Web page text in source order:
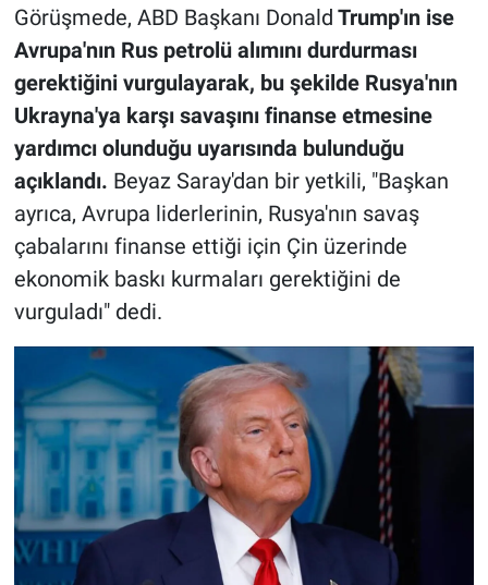
Görüşmede, ABD Başkanı Donald Trump'ın ise
Avrupa'nın Rus petrolü alımını durdurması
gerektiğini vurgulayarak, bu şekilde Rusya'nın
Ukrayna'ya karşı savaşını finanse etmesine
yardımcı olunduğu uyarısında bulunduğu
açıklandı. Beyaz Saray'dan bir yetkili, "Başkan
ayrıca, Avrupa liderlerinin, Rusya'nın savaş
çabalarını finanse ettiği için Çin üzerinde
ekonomik baskı kurmaları gerektiğini de
vurguladı" dedi.